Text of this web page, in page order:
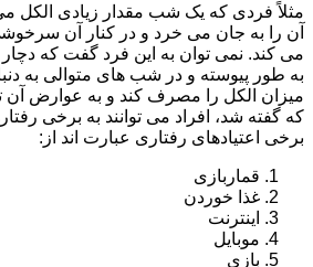
مثلاً فردی که یک شب مقدار زیادی الکل
آن را به جان می خرد و در کنار آن
می کند. نمی توان به این فرد گفت که
به طور پیوسته و در شب های متوالی به
میزان الکل را مصرف کند و به عوارض آن
که گفته شد، افراد می توانند به برخی
برخی اعتیادهای رفتاری عبارت اند از:
قماربازی
غذا خوردن
اینترنت
موبایل
بازی